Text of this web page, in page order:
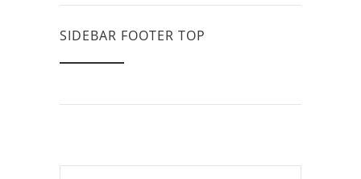
SIDEBAR FOOTER TOP